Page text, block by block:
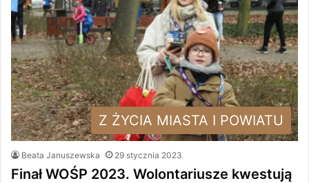
Z ŻYCIA MIASTA I POWIATU
Beata Januszewska 29 stycznia 2023
Finał WOŚP 2023. Wolontariusze kwestują